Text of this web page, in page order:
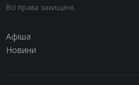
Всі права захищені.
Афіша
Новини